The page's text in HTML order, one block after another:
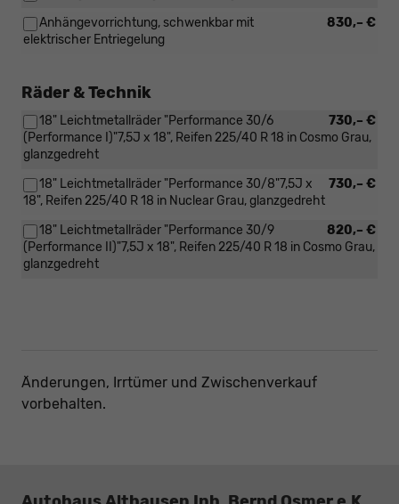
830,– €
Anhängevorrichtung, schwenkbar mit
elektrischer Entriegelung
Räder & Technik
730,– €
18" Leichtmetallräder "Performance 30/6
(Performance I)"7,5J x 18", Reifen 225/40 R 18 in Cosmo Grau,
glanzgedreht
730,– €
18" Leichtmetallräder "Performance 30/8"7,5J x
18", Reifen 225/40 R 18 in Nuclear Grau, glanzgedreht
820,– €
18" Leichtmetallräder "Performance 30/9
(Performance II)"7,5J x 18", Reifen 225/40 R 18 in Cosmo Grau,
glanzgedreht
Änderungen, Irrtümer und Zwischenverkauf
vorbehalten.